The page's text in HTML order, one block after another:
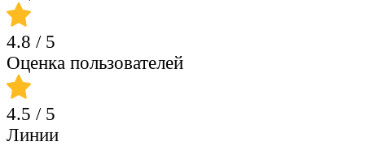
4.8 / 5
Оценка пользователей
4.5 / 5
Линии